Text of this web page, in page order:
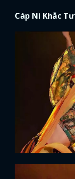
Cáp Ni Khắc Tư